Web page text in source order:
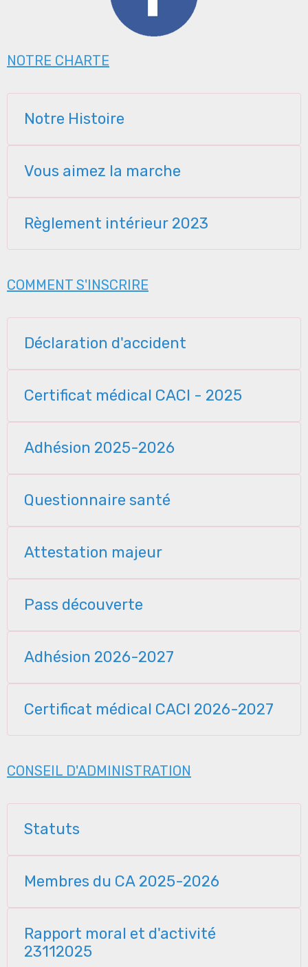
NOTRE CHARTE
Notre Histoire
Vous aimez la marche
Règlement intérieur 2023
COMMENT S'INSCRIRE
Déclaration d'accident
Certificat médical CACI - 2025
Adhésion 2025-2026
Questionnaire santé
Attestation majeur
Pass découverte
Adhésion 2026-2027
Certificat médical CACI 2026-2027
CONSEIL D'ADMINISTRATION
Statuts
Membres du CA 2025-2026
Rapport moral et d'activité
23112025